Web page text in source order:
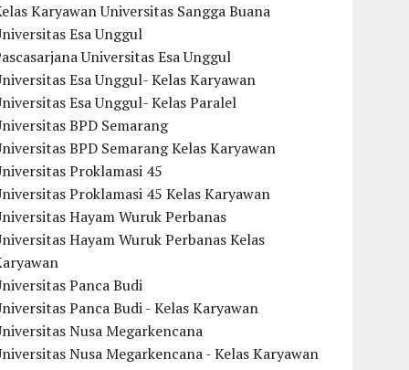
Karyawan Universitas Sangga Buana
Esa Unggul
Universitas Esa Unggul
Esa Unggul- Kelas Karyawan
Esa Unggul- Kelas Paralel
BPD Semarang
BPD Semarang Kelas Karyawan
Proklamasi 45
Proklamasi 45 Kelas Karyawan
Hayam Wuruk Perbanas
Hayam Wuruk Perbanas Kelas
Panca Budi
Panca Budi - Kelas Karyawan
Nusa Megarkencana
Nusa Megarkencana - Kelas Karyawan